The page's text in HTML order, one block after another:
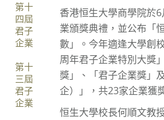
第十
四屆
君子
企業
第十
三屆
君子
企業
香港恒生大學商學院於
業頒獎典禮，並公布「
數」。今年適逢大學創
周年君子企業特別大獎
獎」、「君子企業獎」
企）」，共23家企業獲
恒生大學校長何順文教